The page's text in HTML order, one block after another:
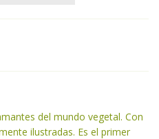
del mundo vegetal. Con
ilustradas. Es el primer